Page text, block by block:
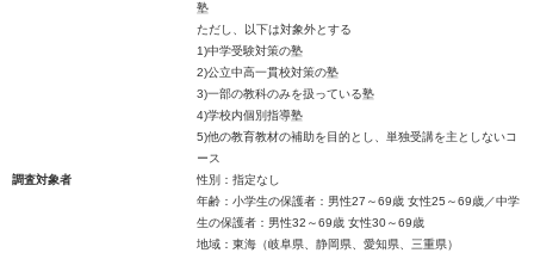
塾
ただし、以下は対象外とする
1)中学受験対策の塾
2)公立中高一貫校対策の塾
3)一部の教科のみを扱っている塾
4)学校内個別指導塾
5)他の教育教材の補助を目的とし、単独受講を主としないコ
ース
調査対象者
性別：指定なし
年齢：小学生の保護者：男性27～69歳 女性25～69歳／中学
生の保護者：男性32～69歳 女性30～69歳
地域：東海（岐阜県、静岡県、愛知県、三重県）